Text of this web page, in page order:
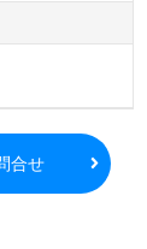
も取扱い
合せ